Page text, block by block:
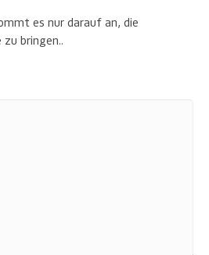
es nur darauf an, die
bringen..